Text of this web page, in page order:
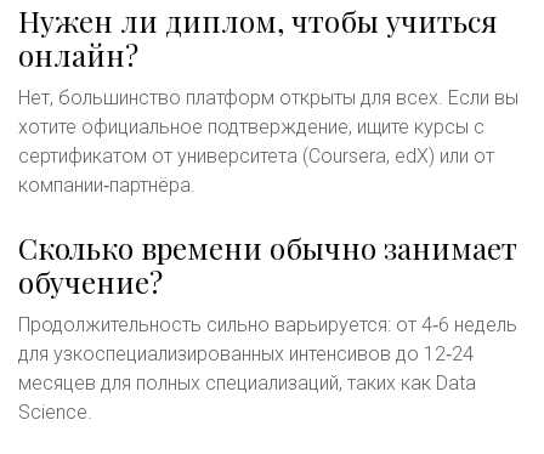
Нужен ли диплом, чтобы учиться
онлайн?
Нет, большинство платформ открыты для всех. Если вы
хотите официальное подтверждение, ищите курсы с
сертификатом от университета (Coursera, edX) или от
компании‑партнёра.
Сколько времени обычно занимает
обучение?
Продолжительность сильно варьируется: от 4‑6 недель
для узкоспециализированных интенсивов до 12‑24
месяцев для полных специализаций, таких как Data
Science.